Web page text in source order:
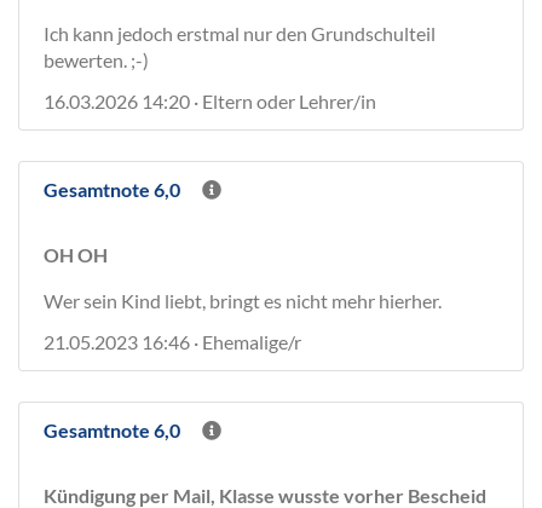
Ich kann jedoch erstmal nur den Grundschulteil
bewerten. ;-)
16.03.2026 14:20 · Eltern oder Lehrer/in
Gesamtnote 6,0
OH OH
Wer sein Kind liebt, bringt es nicht mehr hierher.
21.05.2023 16:46 · Ehemalige/r
Gesamtnote 6,0
Kündigung per Mail, Klasse wusste vorher Bescheid